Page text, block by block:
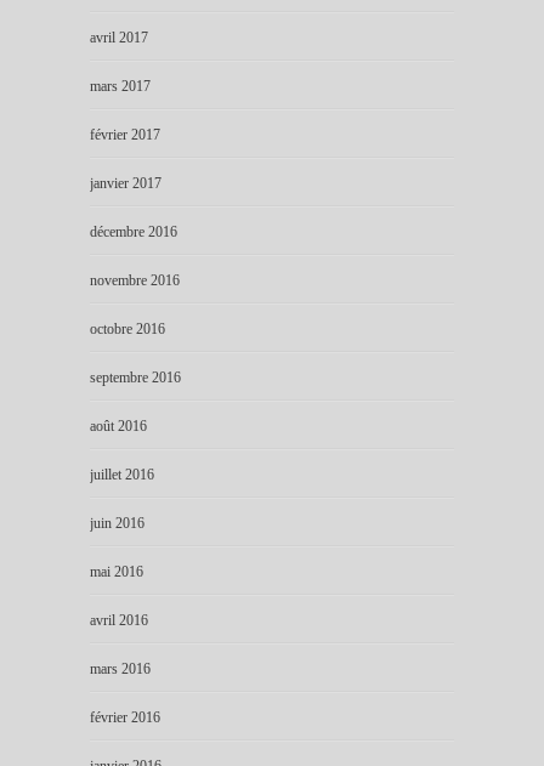
avril 2017
mars 2017
février 2017
janvier 2017
décembre 2016
novembre 2016
octobre 2016
septembre 2016
août 2016
juillet 2016
juin 2016
mai 2016
avril 2016
mars 2016
février 2016